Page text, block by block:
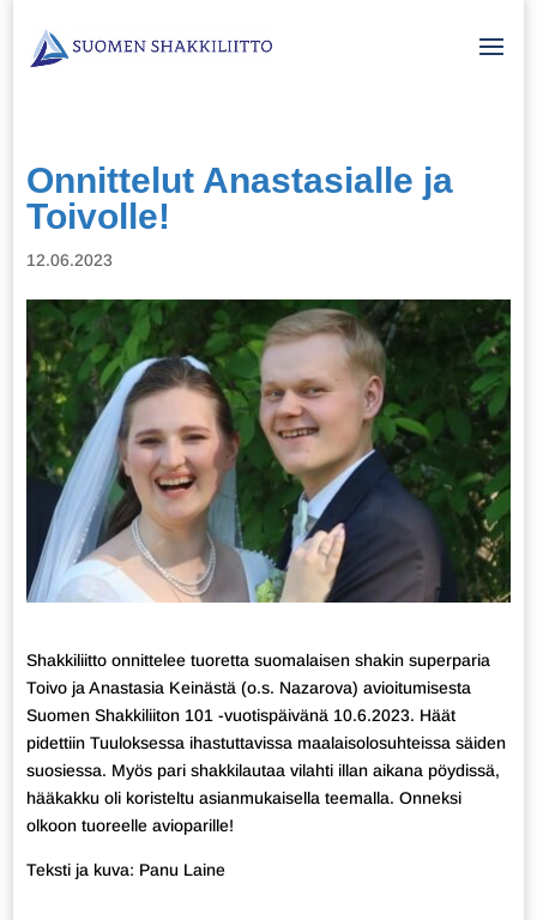
Onnittelut Anastasialle ja
Toivolle!
12.06.2023
Shakkiliitto onnittelee tuoretta suomalaisen shakin superparia
Toivo ja Anastasia Keinästä (o.s. Nazarova) avioitumisesta
Suomen Shakkiliiton 101 -vuotispäivänä 10.6.2023. Häät
pidettiin Tuuloksessa ihastuttavissa maalaisolosuhteissa säiden
suosiessa. Myös pari shakkilautaa vilahti illan aikana pöydissä,
hääkakku oli koristeltu asianmukaisella teemalla. Onneksi
olkoon tuoreelle avioparille!
Teksti ja kuva: Panu Laine